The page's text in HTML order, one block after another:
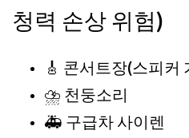
청력 손상 위험)
🎸 콘서트장(스피커
⛈️ 천둥소리
🚑 구급차 사이렌